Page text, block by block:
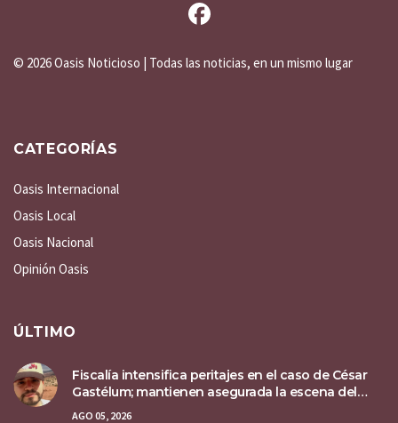
© 2026 Oasis Noticioso | Todas las noticias, en un mismo lugar
CATEGORÍAS
Oasis Internacional
Oasis Local
Oasis Nacional
Opinión Oasis
ÚLTIMO
Fiscalía intensifica peritajes en el caso de César
Gastélum; mantienen asegurada la escena del
crimen
AGO 05, 2026